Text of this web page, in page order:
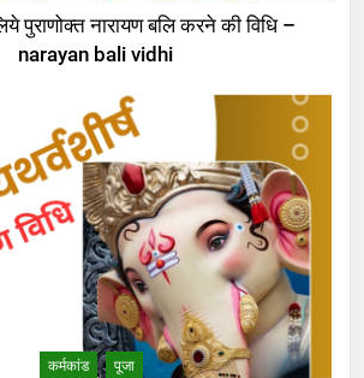
पुराणोक्त नारायण बलि करने की विधि –
narayan bali vidhi
कर्मकांड पूजा